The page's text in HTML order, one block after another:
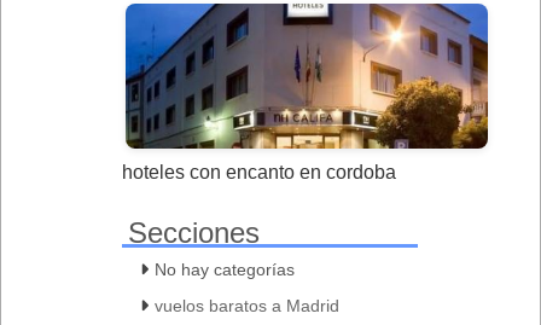
hoteles con encanto en cordoba
Secciones
No hay categorías
vuelos baratos a Madrid